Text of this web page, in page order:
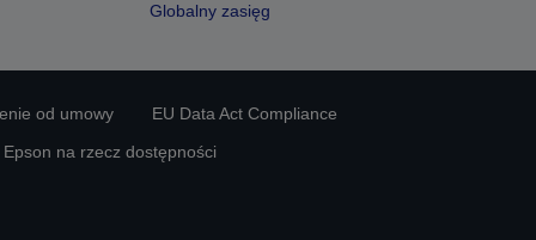
Globalny zasięg
od umowy
EU Data Act Compliance
Epson na rzecz dostępności